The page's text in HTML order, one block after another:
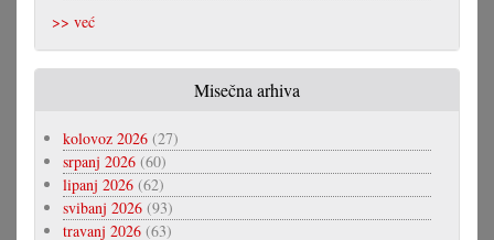
>> već
Misečna arhiva
kolovoz 2026 (27)
srpanj 2026 (60)
lipanj 2026 (62)
svibanj 2026 (93)
travanj 2026 (63)